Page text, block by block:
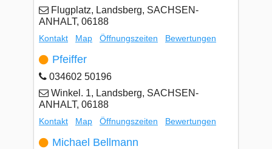
Flugplatz, Landsberg, SACHSEN-
ANHALT, 06188
Kontakt Map Öffnungszeiten Bewertungen
Pfeiffer
034602 50196
Winkel. 1, Landsberg, SACHSEN-
ANHALT, 06188
Kontakt Map Öffnungszeiten Bewertungen
Michael Bellmann